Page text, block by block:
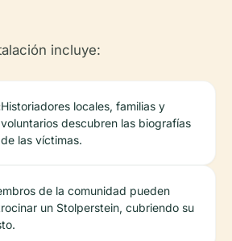
incluye:
Historiadores locales, familias y
voluntarios descubren las biografías
de las víctimas.
de la comunidad pueden
un Stolperstein, cubriendo su